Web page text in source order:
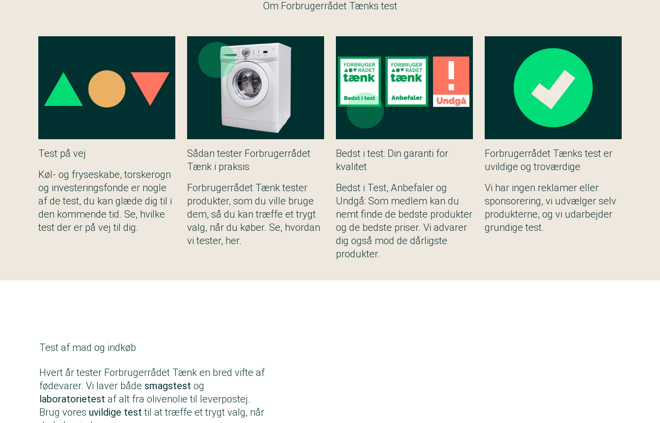
Om Forbrugerrådet Tænks test
Test på vej
Køl- og fryseskabe, torskerogn
og investeringsfonde er nogle
af de test, du kan glæde dig til i
den kommende tid. Se, hvilke
test der er på vej til dig.
Sådan tester Forbrugerrådet
Tænk i praksis
Forbrugerrådet Tænk tester
produkter, som du ville bruge
dem, så du kan træffe et trygt
valg, når du køber. Se, hvordan
vi tester, her.
Bedst i test: Din garanti for
kvalitet
Bedst i Test, Anbefaler og
Undgå: Som medlem kan du
nemt finde de bedste produkter
og de bedste priser. Vi advarer
dig også mod de dårligste
produkter.
Forbrugerrådet Tænks test er
uvildige og troværdige
Vi har ingen reklamer eller
sponsorering, vi udvælger selv
produkterne, og vi udarbejder
grundige test.
Test af mad og indkøb
Hvert år tester Forbrugerrådet Tænk en bred vifte af
fødevarer. Vi laver både smagstest og
laboratorietest af alt fra olivenolie til leverpostej.
Brug vores uvildige test til at træffe et trygt valg, når